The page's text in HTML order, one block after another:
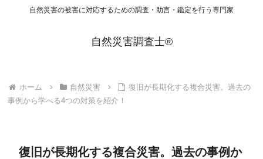
自然災害の被害に対応するための調査・助言・鑑定を行う専門家
自然災害調査士®
ホーム 自然災害
復旧が長期化する複合災害。過去の
事例から学べる4つの対策を紹介！
復旧が長期化する複合災害。過去の事例か